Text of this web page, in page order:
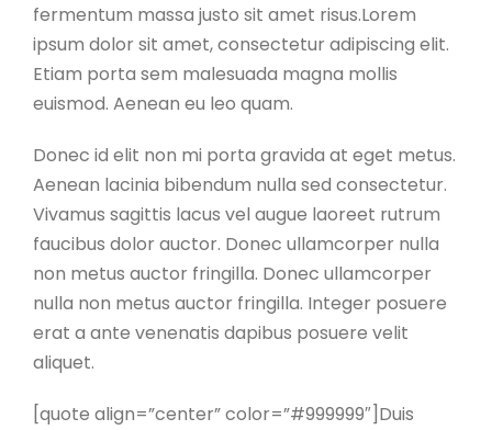
fermentum massa justo sit amet risus.Lorem
ipsum dolor sit amet, consectetur adipiscing elit.
Etiam porta sem malesuada magna mollis
euismod. Aenean eu leo quam.
Donec id elit non mi porta gravida at eget metus.
Aenean lacinia bibendum nulla sed consectetur.
Vivamus sagittis lacus vel augue laoreet rutrum
faucibus dolor auctor. Donec ullamcorper nulla
non metus auctor fringilla. Donec ullamcorper
nulla non metus auctor fringilla. Integer posuere
erat a ante venenatis dapibus posuere velit
aliquet.
[quote align=”center” color=”#999999″]Duis